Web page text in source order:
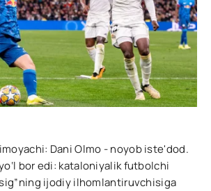
Dani Olmo - noyob iste'dod.
bor edi: kataloniyalik futbolchi
ijodiy ilhomlantiruvchisiga